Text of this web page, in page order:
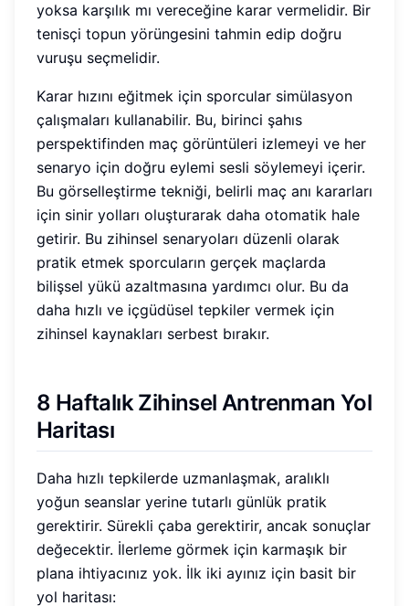
yoksa karşılık mı vereceğine karar vermelidir. Bir
tenisçi topun yörüngesini tahmin edip doğru
vuruşu seçmelidir.
Karar hızını eğitmek için sporcular simülasyon
çalışmaları kullanabilir. Bu, birinci şahıs
perspektifinden maç görüntüleri izlemeyi ve her
senaryo için doğru eylemi sesli söylemeyi içerir.
Bu görselleştirme tekniği, belirli maç anı kararları
için sinir yolları oluşturarak daha otomatik hale
getirir. Bu zihinsel senaryoları düzenli olarak
pratik etmek sporcuların gerçek maçlarda
bilişsel yükü azaltmasına yardımcı olur. Bu da
daha hızlı ve içgüdüsel tepkiler vermek için
zihinsel kaynakları serbest bırakır.
8 Haftalık Zihinsel Antrenman Yol
Haritası
Daha hızlı tepkilerde uzmanlaşmak, aralıklı
yoğun seanslar yerine tutarlı günlük pratik
gerektirir. Sürekli çaba gerektirir, ancak sonuçlar
değecektir. İlerleme görmek için karmaşık bir
plana ihtiyacınız yok. İlk iki ayınız için basit bir
yol haritası: